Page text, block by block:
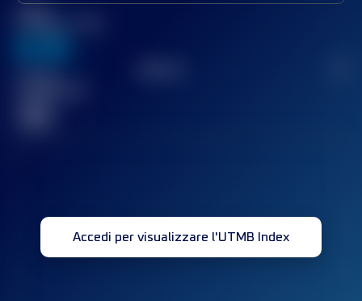
Miglior
Accedi per visualizzare l'UTMB Index